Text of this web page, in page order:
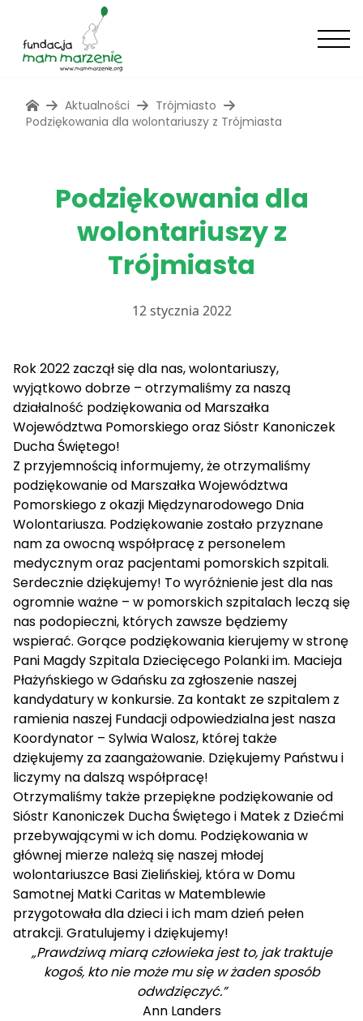
Aktualności
Trójmiasto
Podziękowania dla wolontariuszy z Trójmiasta
Podziękowania dla
wolontariuszy z
Trójmiasta
12 stycznia 2022
Rok 2022 zaczął się dla nas, wolontariuszy,
wyjątkowo dobrze – otrzymaliśmy za naszą
działalność podziękowania od Marszałka
Województwa Pomorskiego oraz Sióstr Kanoniczek
Ducha Świętego!
Z przyjemnością informujemy, że otrzymaliśmy
podziękowanie od Marszałka Województwa
Pomorskiego z okazji Międzynarodowego Dnia
Wolontariusza. Podziękowanie zostało przyznane
nam za owocną współpracę z personelem
medycznym oraz pacjentami pomorskich szpitali.
Serdecznie dziękujemy! To wyróżnienie jest dla nas
ogromnie ważne – w pomorskich szpitalach leczą się
nas podopieczni, których zawsze będziemy
wspierać. Gorące podziękowania kierujemy w stronę
Pani Magdy Szpitala Dziecięcego Polanki im. Macieja
Płażyńskiego w Gdańsku za zgłoszenie naszej
kandydatury w konkursie. Za kontakt ze szpitalem z
ramienia naszej Fundacji odpowiedzialna jest nasza
Koordynator – Sylwia Walosz, której także
dziękujemy za zaangażowanie. Dziękujemy Państwu i
liczymy na dalszą współpracę!
Otrzymaliśmy także przepiękne podziękowanie od
Sióstr Kanoniczek Ducha Świętego i Matek z Dziećmi
przebywającymi w ich domu. Podziękowania w
głównej mierze należą się naszej młodej
wolontariuszce Basi Zielińskiej, która w Domu
Samotnej Matki Caritas w Matemblewie
przygotowała dla dzieci i ich mam dzień pełen
atrakcji. Gratulujemy i dziękujemy!
„Prawdziwą miarą człowieka jest to, jak traktuje
kogoś, kto nie może mu się w żaden sposób
odwdzięczyć.”
Ann Landers